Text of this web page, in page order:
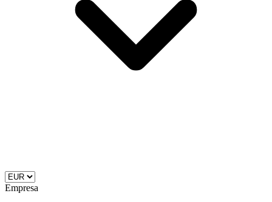
Empresa